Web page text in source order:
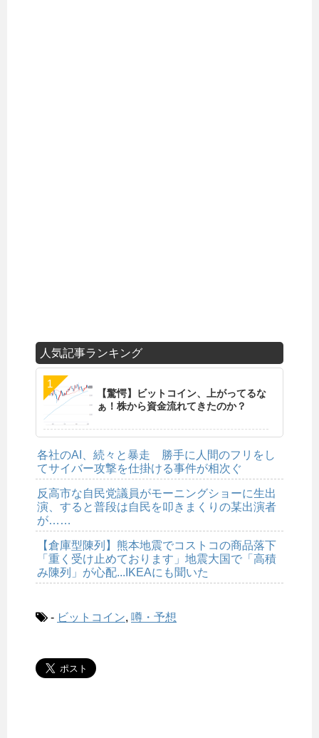
人気記事ランキング
【驚愕】ビットコイン、上がってるな
ぁ！株から資金流れてきたのか？
各社のAI、続々と暴走 勝手に人間のフリをし
てサイバー攻撃を仕掛ける事件が相次ぐ
反高市な自民党議員がモーニングショーに生出
演、すると普段は自民を叩きまくりの某出演者
が……
【倉庫型陳列】熊本地震でコストコの商品落下
「重く受け止めております」地震大国で「高積
み陳列」が心配...IKEAにも聞いた
- ビットコイン, 噂・予想